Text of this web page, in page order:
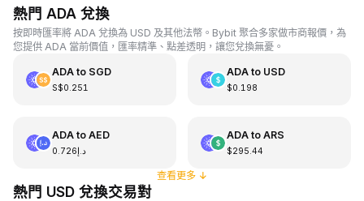
熱門 ADA 兌換
按即時匯率將 ADA 兌換為 USD 及其他法幣。Bybit 聚合多家做市商報價，為
您提供 ADA 當前價值，匯率精準、點差透明，讓您兌換無憂。
ADAto SGD
S$0.251
ADAto USD
$0.198
ADAto AED
د.إ0.726
ADAto ARS
$295.44
查看更多↓
熱門 USD 兌換交易對